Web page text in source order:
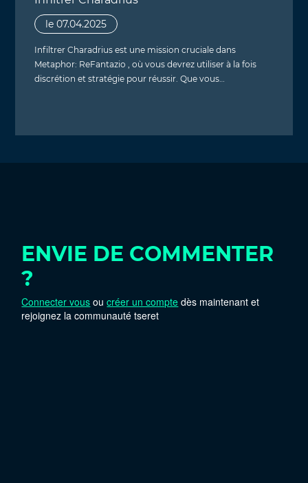
le 07.04.2025
Infiltrer Charadrius est une mission cruciale dans
Metaphor: ReFantazio , où vous devrez utiliser à la fois
discrétion et stratégie pour réussir. Que vous…
ENVIE DE COMMENTER
?
Connecter vous oucréer un compte dès maintenant et
rejoignez la communauté tseret